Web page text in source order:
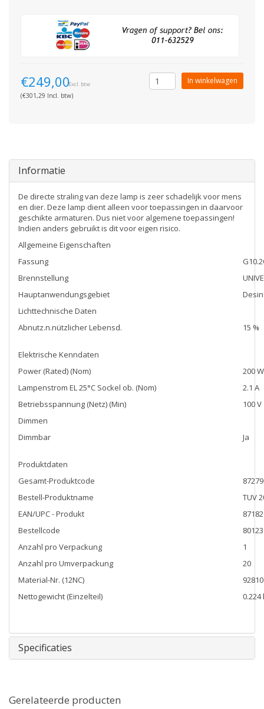
€249,00Excl. btw
(€301,29 Incl. btw)
In winkelwagen
Informatie
De directe straling van deze lamp is zeer schadelijk voor mens
en dier. Deze lamp dient alleen voor toepassingen in daarvoor
geschikte armaturen. Dus niet voor algemene toepassingen!
Indien anders gebruikt is dit voor eigen risico.
Allgemeine Eigenschaften
Fassung
Brennstellung
Hauptanwendungsgebiet
Lichttechnische Daten
Abnutz.n.nützlicher Lebensd.
15 %
Elektrische Kenndaten
Power (Rated) (Nom)
200 W
Lampenstrom EL 25°C Sockel ob. (Nom)
2.1 A
Betriebsspannung (Netz) (Min)
100 V
Dimmen
Dimmbar
Ja
Produktdaten
Gesamt-Produktcode
Bestell-Produktname
TUV
EAN/UPC - Produkt
Bestellcode
Anzahl pro Verpackung
1
Anzahl pro Umverpackung
20
Material-Nr. (12NC)
Nettogewicht (Einzelteil)
0.224
Specificaties
Gerelateerde producten